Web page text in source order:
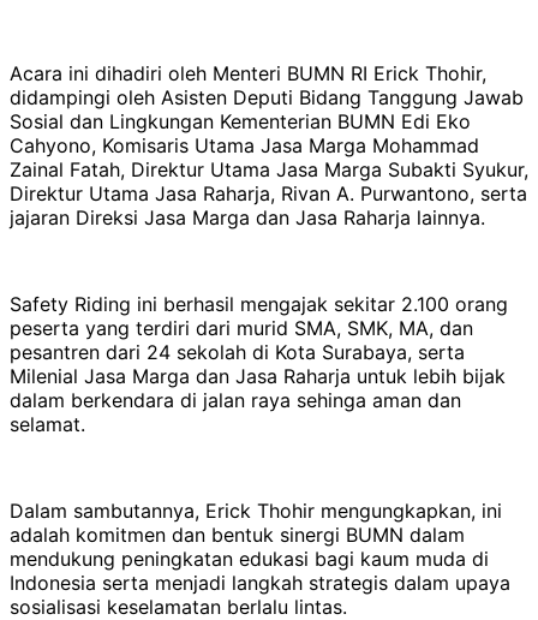
Acara ini dihadiri oleh Menteri BUMN RI Erick Thohir,
didampingi oleh Asisten Deputi Bidang Tanggung Jawab
Sosial dan Lingkungan Kementerian BUMN Edi Eko
Cahyono, Komisaris Utama Jasa Marga Mohammad
Zainal Fatah, Direktur Utama Jasa Marga Subakti Syukur,
Direktur Utama Jasa Raharja, Rivan A. Purwantono, serta
jajaran Direksi Jasa Marga dan Jasa Raharja lainnya.
Safety Riding ini berhasil mengajak sekitar 2.100 orang
peserta yang terdiri dari murid SMA, SMK, MA, dan
pesantren dari 24 sekolah di Kota Surabaya, serta
Milenial Jasa Marga dan Jasa Raharja untuk lebih bijak
dalam berkendara di jalan raya sehinga aman dan
selamat.
Dalam sambutannya, Erick Thohir mengungkapkan, ini
adalah komitmen dan bentuk sinergi BUMN dalam
mendukung peningkatan edukasi bagi kaum muda di
Indonesia serta menjadi langkah strategis dalam upaya
sosialisasi keselamatan berlalu lintas.